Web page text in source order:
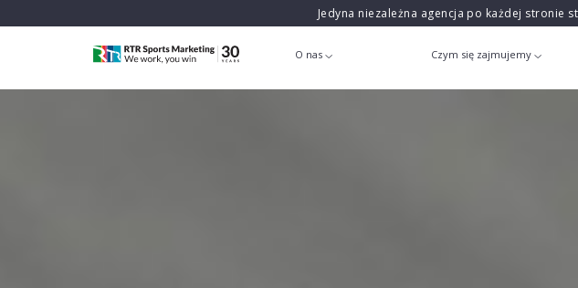
Jedyna niezależna agencja po każdej stronie
O nas Czym się zajmujemy